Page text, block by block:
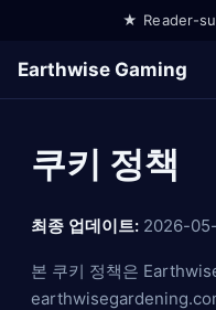
★ Reader-
Earthwise Gaming
쿠키 정책
최종 업데이트: 2026-
본 쿠키 정책은